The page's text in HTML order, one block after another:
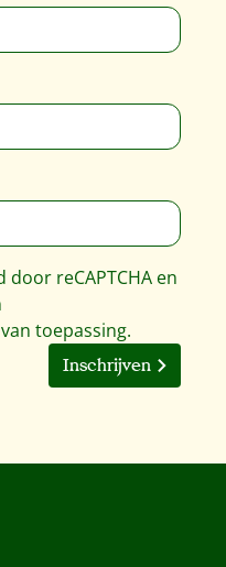
reCAPTCHA en
toepassing.
Inschrijven